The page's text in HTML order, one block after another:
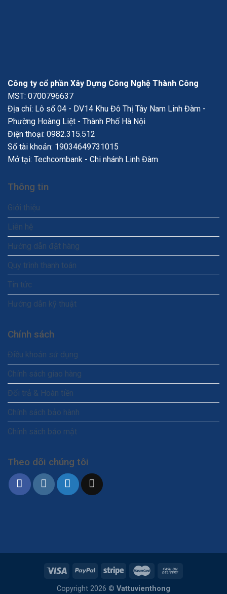
Công ty cổ phần Xây Dựng Công Nghệ Thành Công
MST: 0700796637
Địa chỉ: Lô số 04 - DV14 Khu Đô Thị Tây Nam Linh Đàm -
Phường Hoàng Liệt - Thành Phố Hà Nội
Điện thoại: 0982.315.512
Số tài khoản: 19034649731015
Mở tại: Techcombank - Chi nhánh Linh Đàm
Thông tin
Giới thiệu
Liên hệ
Hướng dẫn đặt hàng
Quy trình thanh toán
Tin tức
Hướng dẫn kỹ thuật
Chính sách
Điều khoản sử dụng
Chính sách giao hàng
Đổi trả & Hoàn tiền
Chính sách bảo hành
Chính sách bảo mật
Theo dõi chúng tôi
Copyright 2026 © Vattuvienthong